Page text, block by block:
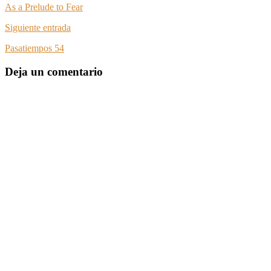
As a Prelude to Fear
Siguiente entrada
Pasatiempos 54
Deja un comentario